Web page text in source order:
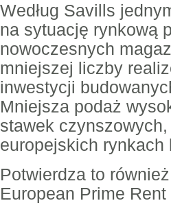
Według Savills
na sytuację rynkową
nowoczesnych
mniejszej liczby
inwestycji
Mniejsza podaż
stawek
europejskich rynkach
Potwierdza to
European Prime